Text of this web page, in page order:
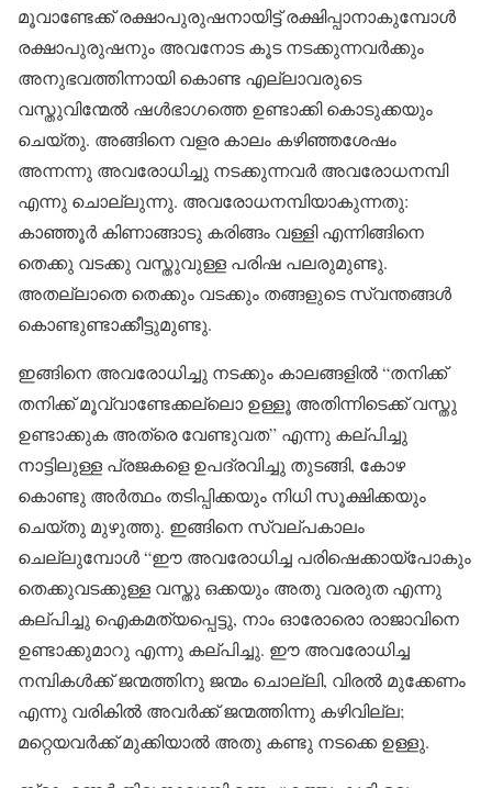
മൂവാണ്ടേക്ക് രക്ഷാപുരുഷനായിട്ട് രക്ഷിപ്പാനാകുമ്പോൾ
രക്ഷാപുരുഷനും അവനോട കൂട നടക്കുന്നവർക്കും
അനുഭവത്തിന്നായി കൊണ്ട എല്ലാവരുടെ
വസ്തുവിന്മേൽ ഷൾഭാഗത്തെ ഉണ്ടാക്കി കൊടുക്കയും
ചെയ്തു. അങ്ങിനെ വളര കാലം കഴിഞ്ഞശേഷം
അന്നന്നു അവരോധിച്ചു നടക്കുന്നവർ അവരോധനമ്പി
എന്നു ചൊല്ലുന്നു. അവരോധനമ്പിയാകുന്നതു:
കാഞ്ഞൂർ കിണാങ്ങാടു കരിങ്ങം വള്ളി എന്നിങ്ങിനെ
തെക്കു വടക്കു വസ്തുവുള്ള പരിഷ പലരുമുണ്ടു.
അതല്ലാതെ തെക്കും വടക്കും തങ്ങളുടെ സ്വന്തങ്ങൾ
കൊണ്ടുണ്ടാക്കീട്ടുമുണ്ടു.
ഇങ്ങിനെ അവരോധിച്ചു നടക്കും കാലങ്ങളിൽ “തനിക്ക്
തനിക്ക് മൂവ്വാണ്ടേക്കല്ലൊ ഉള്ളൂ അതിന്നിടെക്ക് വസ്തു
ഉണ്ടാക്കുക അത്രെ വേണ്ടുവത” എന്നു കല്പിച്ചു
നാട്ടിലുള്ള പ്രജകളെ ഉപദ്രവിച്ചു തുടങ്ങി, കോഴ
കൊണ്ടു അർത്ഥം തടിപ്പിക്കയും നിധി സൂക്ഷിക്കയും
ചെയ്തു മുഴുത്തു. ഇങ്ങിനെ സ്വല്പകാലം
ചെല്ലുമ്പോൾ “ഈ അവരോധിച്ച പരിഷെക്കായ്പോകും
തെക്കുവടക്കുള്ള വസ്തു ഒക്കയും അതു വരരുത എന്നു
കല്പിച്ചു ഐകമത്യപ്പെട്ടു, നാം ഓരോരൊ രാജാവിനെ
ഉണ്ടാക്കുമാറു എന്നു കല്പിച്ചു. ഈ അവരോധിച്ച
നമ്പികൾക്ക് ജന്മത്തിനു ജന്മം ചൊല്ലി, വിരൽ മുക്കേണം
എന്നു വരികിൽ അവർക്ക് ജന്മത്തിന്നു കഴിവില്ല;
മറ്റെയവർക്ക് മുക്കിയാൽ അതു കണ്ടു നടക്കെ ഉള്ളു.